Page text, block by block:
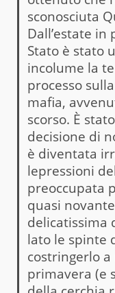
sconosciuta
Dall’estate in
Stato è stato
incolume la
processo
mafia,
scorso. È
decisione di
è diventata
lepressioni
preoccupata
quasi
delicatissima
lato le spinte
costringerlo
primavera (e